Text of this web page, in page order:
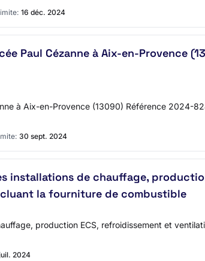
16 déc. 2024
Paul Cézanne à Aix-en-Provence
à Aix-en-Provence (13090) Référence 2024-
30 sept. 2024
installations de chauffage,
la fourniture de combustible
production ECS, refroidissement et
2024